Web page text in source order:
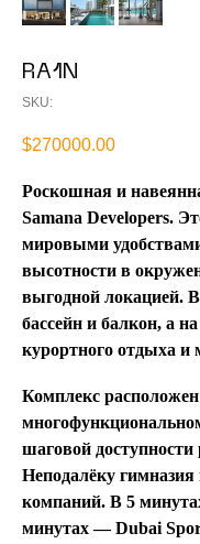
RA1N
SKU:
$270000.00
Роскошная и
Samana Developers.
мировыми
высотности в
выгодной локацией.
бассейн и балкон, а
курортного отдыха и
Комплекс
шаговой
Неподалёку
компаний. В 5
минутах — Dubai